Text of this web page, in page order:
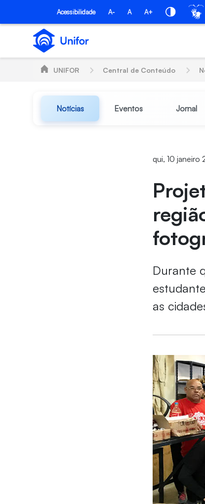
Pular para o Conteúdo principal
Acessibilidade A- A A+
UNIFOR Central de Conteúdo
Notícias Eventos Jornal
qui, 10 janeiro
Durante
as